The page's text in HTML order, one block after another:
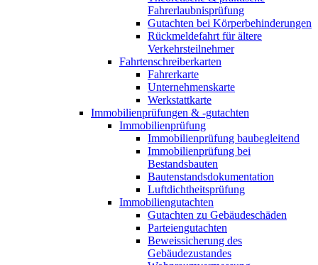
Fahrerlaubnisprüfung
Gutachten bei Körperbehinderungen
Rückmeldefahrt für ältere
Verkehrsteilnehmer
Fahrtenschreiberkarten
Fahrerkarte
Unternehmenskarte
Werkstattkarte
Immobilienprüfungen & -gutachten
Immobilienprüfung
Immobilienprüfung baubegleitend
Immobilienprüfung bei
Bestandsbauten
Bautenstandsdokumentation
Luftdichtheitsprüfung
Immobiliengutachten
Gutachten zu Gebäudeschäden
Parteiengutachten
Beweissicherung des
Gebäudezustandes